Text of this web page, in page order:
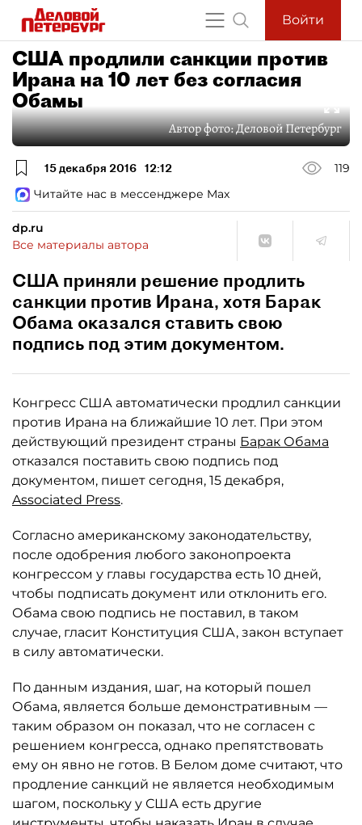
Войти
США продлили санкции против
Ирана на 10 лет без согласия
Обамы
Автор фото:Деловой Петербург
15 декабря 2016 12:12
119
Читайте нас в мессенджере Max
dp.ru
Все материалы автора
США приняли решение продлить
санкции против Ирана, хотя Барак
Обама оказался ставить свою
подпись под этим документом.
Конгресс США автоматически продлил санкции
против Ирана на ближайшие 10 лет. При этом
действующий президент страны Барак Обама
отказался поставить свою подпись под
документом, пишет сегодня, 15 декабря,
Associated Press.
Согласно американскому законодательству,
после одобрения любого законопроекта
конгрессом у главы государства есть 10 дней,
чтобы подписать документ или отклонить его.
Обама свою подпись не поставил, в таком
случае, гласит Конституция США, закон вступает
в силу автоматически.
По данным издания, шаг, на который пошел
Обама, является больше демонстративным —
таким образом он показал, что не согласен с
решением конгресса, однако препятствовать
ему он явно не готов. В Белом доме считают, что
продление санкций не является необходимым
шагом, поскольку у США есть другие